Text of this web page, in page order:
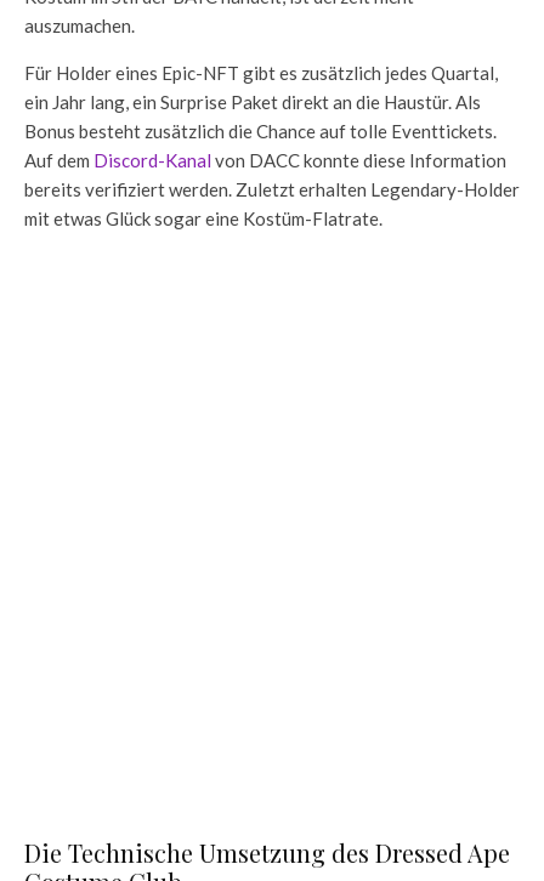
auszumachen.
Für Holder eines Epic-NFT gibt es zusätzlich jedes Quartal,
ein Jahr lang, ein Surprise Paket direkt an die Haustür. Als
Bonus besteht zusätzlich die Chance auf tolle Eventtickets.
Auf dem Discord-Kanal von DACC konnte diese Information
bereits verifiziert werden. Zuletzt erhalten Legendary-Holder
mit etwas Glück sogar eine Kostüm-Flatrate.
Die Technische Umsetzung des Dressed Ape